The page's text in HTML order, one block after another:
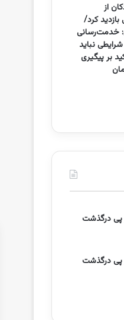
از
کرد/
خدمت‌رسانی
نباید
بر پیگیری
پی درگذشت
پی درگذشت